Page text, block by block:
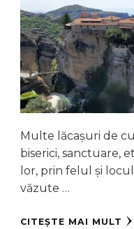
Multe lăcașuri de
biserici, sanctuare,
lor, prin felul și
văzute …
CITEȘTE MAI MULT